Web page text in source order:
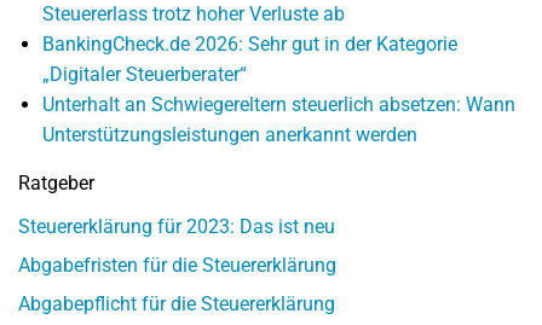
Steuererlass trotz hoher Verluste ab
BankingCheck.de 2026: Sehr gut in der Kategorie
„Digitaler Steuerberater“
Unterhalt an Schwiegereltern steuerlich absetzen: Wann
Unterstützungsleistungen anerkannt werden
Ratgeber
Steuererklärung für 2023: Das ist neu
Abgabefristen für die Steuererklärung
Abgabepflicht für die Steuererklärung